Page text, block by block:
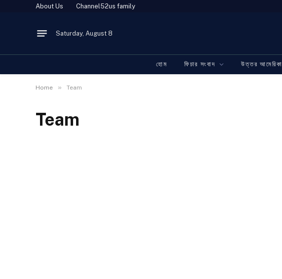
About Us Channel52us family
Saturday, August 8
হোম ফিচার সংবাদ উত্তর আমেরিকা
Home » Team
Team